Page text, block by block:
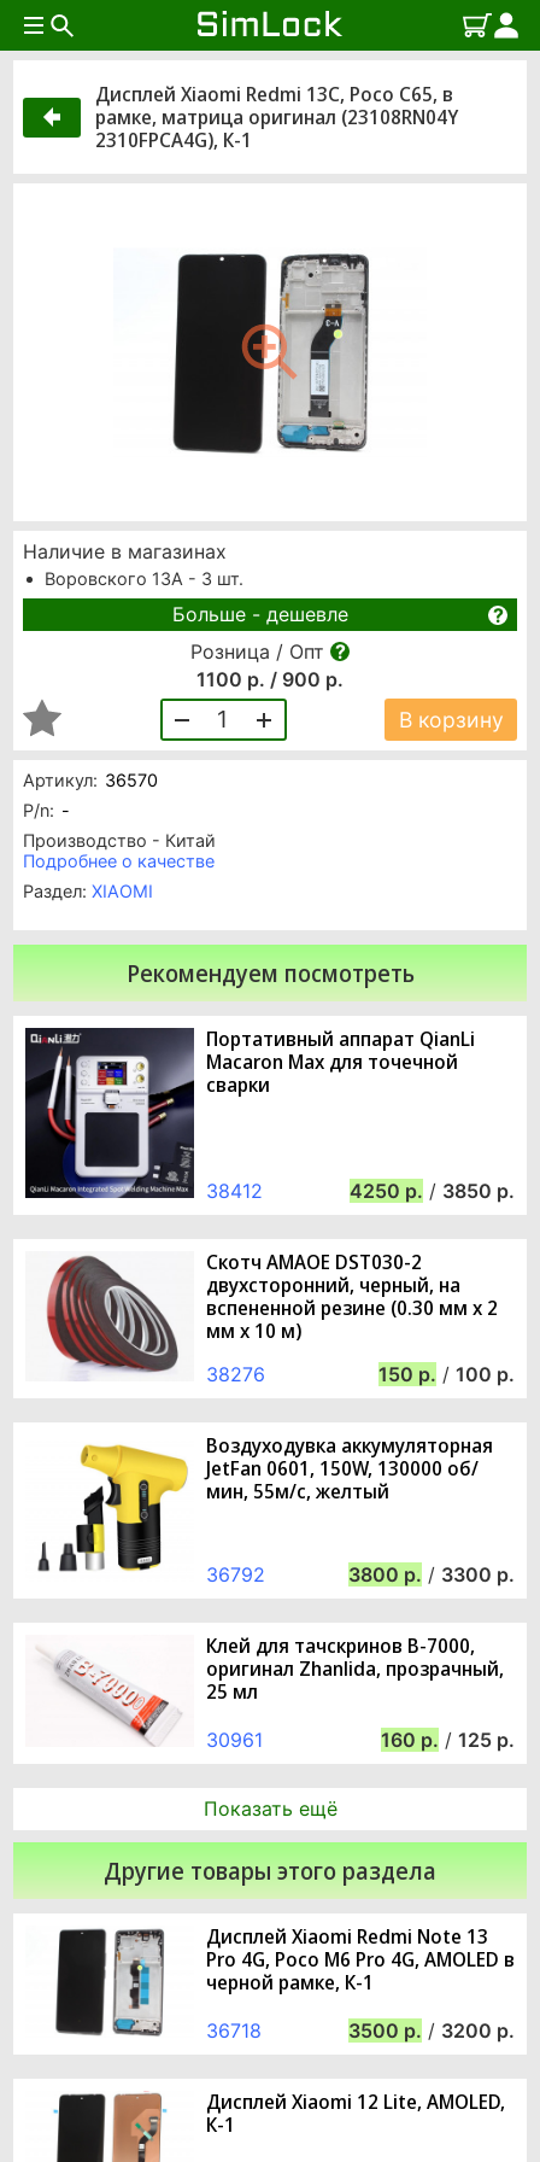
Дисплей Xiaomi Redmi 13C, Poco C65, в
рамке, матрица оригинал (23108RN04Y
2310FPCA4G), К-1
Артикул: 36570
P/n: -
Производство - Китай
Подробнее о качестве
Раздел: XIAOMI
Наличие в магазинах
Воровского 13А - 3 шт.
Больше - дешевле
Розница / Опт
1100 р. / 900 р.
1 В корзину
Рекомендуем посмотреть
Портативный аппарат QianLi
Macaron Max для точечной
сварки
38412 4250 / 3850
Скотч AMAOE DST030-2
двухсторонний, черный, на
вспененной резине (0.30 мм х 2
мм х 10 м)
38276 150 / 100
Воздуходувка аккумуляторная
JetFan 0601, 150W, 130000 об/
мин, 55м/с, желтый
36792 3800 / 3300
Клей для тачскринов B-7000,
оригинал Zhanlida, прозрачный,
25 мл
30961 160 / 125
Показать ещё
Другие товары этого раздела
Дисплей Xiaomi Redmi Note 13
Pro 4G, Poco M6 Pro 4G, AMOLED в
черной рамке, К-1
36718 3500 / 3200
Дисплей Xiaomi 12 Lite, AMOLED,
К-1